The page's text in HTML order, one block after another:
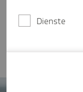
die richtige
standardisierte
Versorgung
Dienste